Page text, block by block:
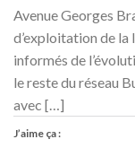
Avenue Georges
d’exploitation de la
informés de
le reste du réseau
avec […]
J’aime ça :